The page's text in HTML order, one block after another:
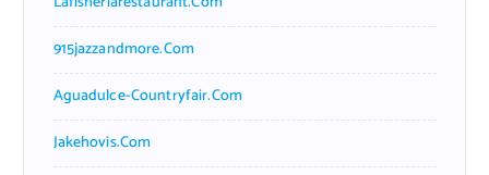
915jazzandmore.com
Aguadulce-Countryfair.com
Jakehovis.com